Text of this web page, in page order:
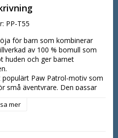
PP-T55
för barn som kombinerar
av 100 % bomull som
huden och ger barnet
Paw Patrol-motiv som
små äventyrare. Den passar
och snyggt tillskott i
mer